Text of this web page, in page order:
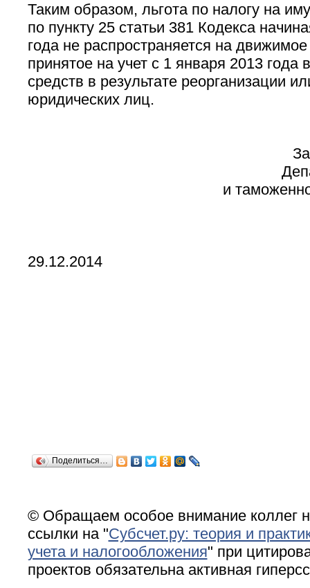
Таким образом, льгота по налогу на
по пункту 25 статьи 381 Кодекса
года не распространяется на
принятое на учет с 1 января 2013 года
средств в результате реорганизации
юридических лиц.
и
29.12.2014
Поделиться…
© Обращаем особое внимание коллег
ссылки на "Субсчет.ру: теория и
учета и налогообложения" при
проектов обязательна активная